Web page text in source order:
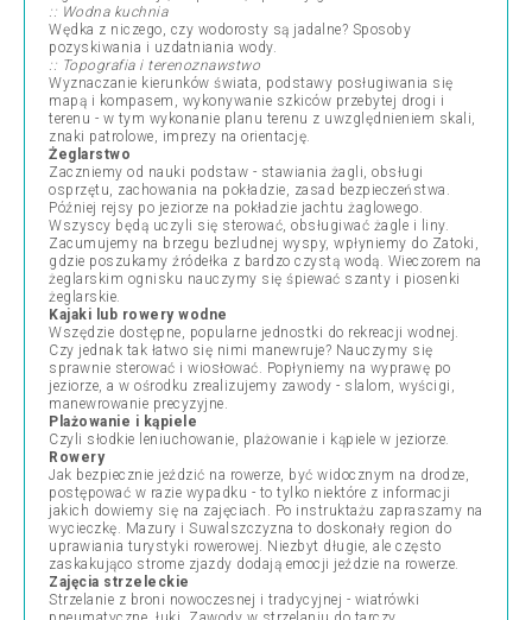
:: Wodna kuchnia
Wędka z niczego, czy wodorosty są jadalne? Sposoby
pozyskiwania i uzdatniania wody.
:: Topografia i terenoznawstwo
Wyznaczanie kierunków świata, podstawy posługiwania się
mapą i kompasem, wykonywanie szkiców przebytej drogi i
terenu - w tym wykonanie planu terenu z uwzględnieniem skali,
znaki patrolowe, imprezy na orientację.
Żeglarstwo
Zaczniemy od nauki podstaw - stawiania żagli, obsługi
osprzętu, zachowania na pokładzie, zasad bezpieczeństwa.
Później rejsy po jeziorze na pokładzie jachtu żaglowego.
Wszyscy będą uczyli się sterować, obsługiwać żagle i liny.
Zacumujemy na brzegu bezludnej wyspy, wpłyniemy do Zatoki,
gdzie poszukamy źródełka z bardzo czystą wodą. Wieczorem na
żeglarskim ognisku nauczymy się śpiewać szanty i piosenki
żeglarskie.
Kajaki lub rowery wodne
Wszędzie dostępne, popularne jednostki do rekreacji wodnej.
Czy jednak tak łatwo się nimi manewruje? Nauczymy się
sprawnie sterować i wiosłować. Popłyniemy na wyprawę po
jeziorze, a w ośrodku zrealizujemy zawody - slalom, wyścigi,
manewrowanie precyzyjne.
Plażowanie i kąpiele
Czyli słodkie leniuchowanie, plażowanie i kąpiele w jeziorze.
Rowery
Jak bezpiecznie jeździć na rowerze, być widocznym na drodze,
postępować w razie wypadku - to tylko niektóre z informacji
jakich dowiemy się na zajęciach. Po instruktażu zapraszamy na
wycieczkę. Mazury i Suwalszczyzna to doskonały region do
uprawiania turystyki rowerowej. Niezbyt długie, ale często
zaskakująco strome zjazdy dodają emocji jeździe na rowerze.
Zajęcia strzeleckie
Strzelanie z broni nowoczesnej i tradycyjnej - wiatrówki